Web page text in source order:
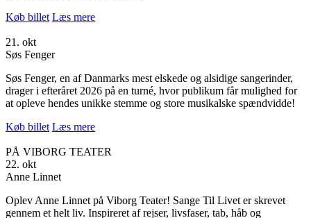
Køb billet Læs mere
21. okt
Søs Fenger
Søs Fenger, en af Danmarks mest elskede og alsidige sangerinder,
drager i efteråret 2026 på en turné, hvor publikum får mulighed for
at opleve hendes unikke stemme og store musikalske spændvidde!
Køb billet Læs mere
PÅ VIBORG TEATER
22. okt
Anne Linnet
Oplev Anne Linnet på Viborg Teater! Sange Til Livet er skrevet
gennem et helt liv. Inspireret af rejser, livsfaser, tab, håb og